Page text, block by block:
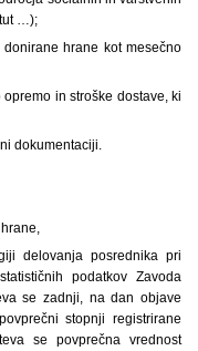
…);
hrane kot mesečno
in stroške dostave, ki
dokumentaciji.
delovanja posrednika pri
podatkov Zavoda
se zadnji, na dan objave
stopnji registrirane
se povprečna vrednost